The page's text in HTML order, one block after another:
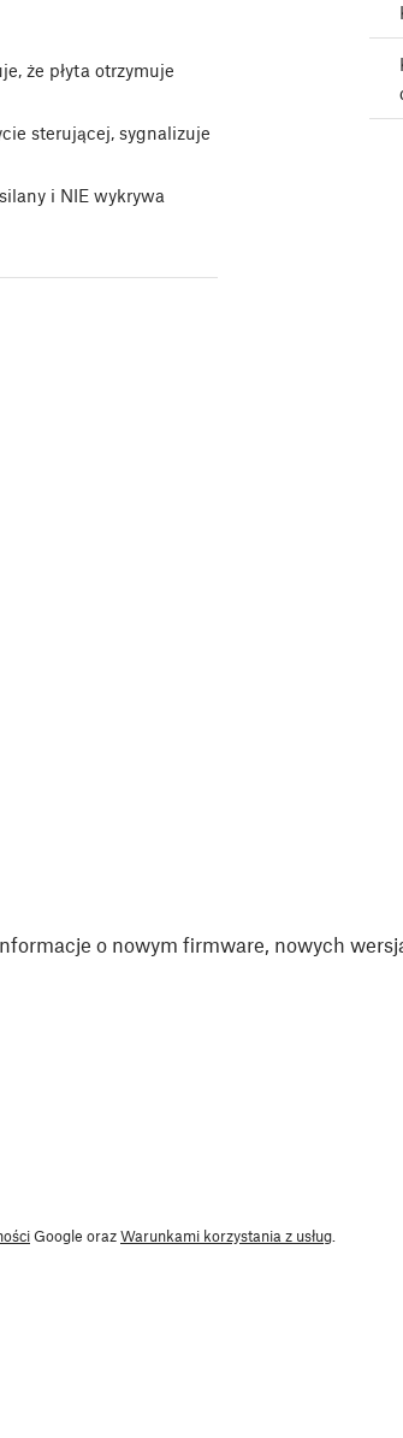
że płyta otrzymuje
sterującej, sygnalizuje
i NIE wykrywa
o nowym firmware, nowych
Google orazWarunkami korzystania z usług